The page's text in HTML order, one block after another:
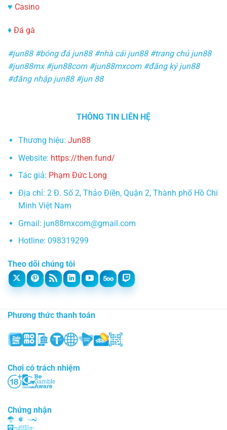
♥ Casino
♦ Đá gà
#jun88 #bóng đá jun88 #nhà cái jun88 #trang chủ jun88
#jun88mx #jun88com #jun88mxcom #đăng ký jun88
#đăng nhập jun88 #jun 88
THÔNG TIN LIÊN HỆ
Thương hiệu: Jun88
Website: https://then.fund/
Tác giả: Phạm Đức Long
Địa chỉ: 2 Đ. Số 2, Thảo Điền, Quận 2, Thành phố Hồ Chí
Minh Việt Nam
Gmail: jun88mxcom@gmail.com
Hotline: 098319299
Theo dõi chúng tôi
Phương thức thanh toán
Chơi có trách nhiệm
Chứng nhận